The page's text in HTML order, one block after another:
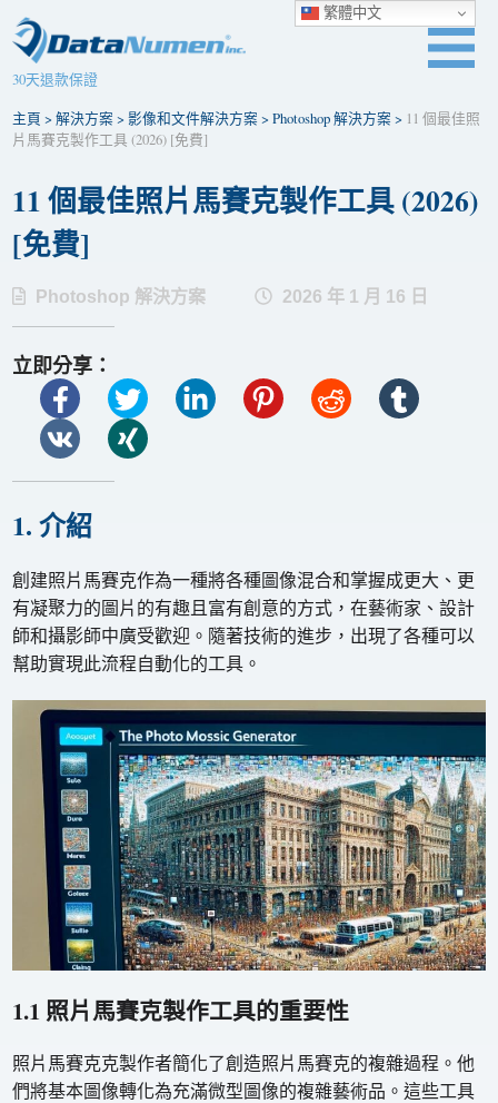
30天退款保證
主頁 >解決方案>影像和文件解決方案>Photoshop 解決方案> 11 個最佳照
片馬賽克製作工具 (2026) [免費]
11 個最佳照片馬賽克製作工具 (2026)
[免費]
Photoshop 解決方案 2026 年 1 月 16 日
立即分享：
1. 介紹
創建照片馬賽克作為一種將各種圖像混合和掌握成更大、更
有凝聚力的圖片的有趣且富有創意的方式，在藝術家、設計
師和攝影師中廣受歡迎。隨著技術的進步，出現了各種可以
幫助實現此流程自動化的工具。
1.1 照片馬賽克製作工具的重要性
照片馬賽克克製作者簡化了創造照片馬賽克的複雜過程。他
們將基本圖像轉化為充滿微型圖像的複雜藝術品。這些工具
繁體中文